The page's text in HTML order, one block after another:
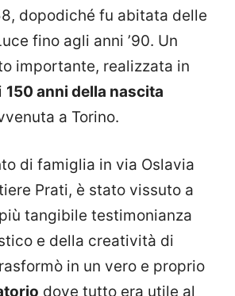
dopodiché fu abitata delle
fino agli anni ’90. Un
importante, realizzata in
150 anni della nascita
a Torino.
di famiglia in via Oslavia
Prati, è stato vissuto a
tangibile testimonianza
e della creatività di
in un vero e proprio
dove tutto era utile al